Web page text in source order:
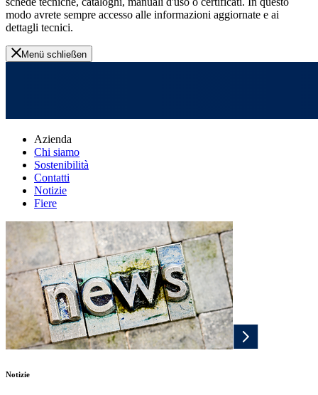
modo avrete sempre accesso alle informazioni aggiornate e ai
dettagli tecnici.
Menü schließen
Azienda
Chi siamo
Sostenibilità
Contatti
Notizie
Fiere
Notizie